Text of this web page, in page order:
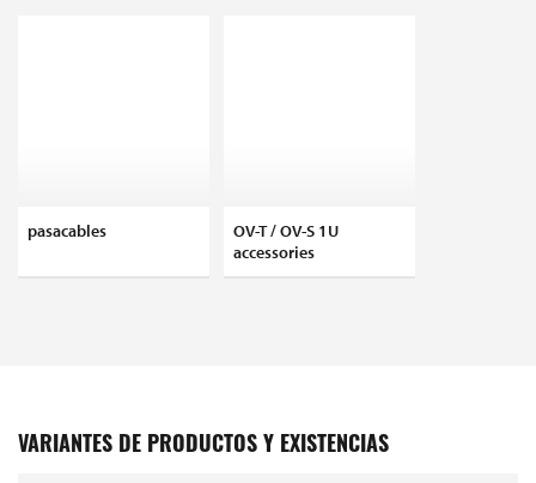
pasacables
OV-T / OV-S 1U
accessories
VARIANTES DE PRODUCTOS Y EXISTENCIAS